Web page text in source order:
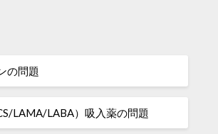
の問題
LAMA/LABA）吸入薬の問題